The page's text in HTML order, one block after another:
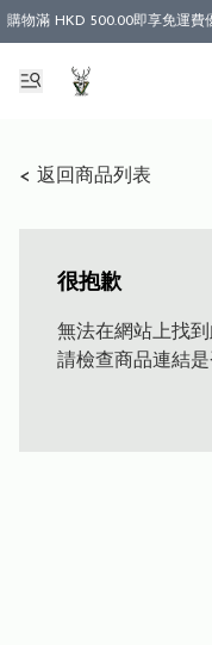
購物滿 HKD 500.00即享免運費
< 返回商品列表
很抱歉
無法在網站上找
請檢查商品連結是